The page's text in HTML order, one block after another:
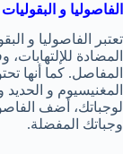
الفاصوليا و البقوليات
تعتبر الفاصوليا و
المضادة
المفاصل. كما أنها
المغنيسيوم و
لوجباتك، أضف
وجباتك المفضلة.